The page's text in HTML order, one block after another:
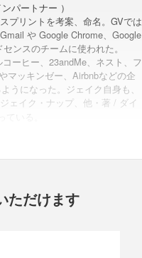
パートナー ）
プリントを考案、命名。GVでは
や Google Chrome、Google
ンスのチームに使われた。
ーヒー、23andMe、ネスト、フ
マッキンゼー、Airbnbなどの企
うになった。ジェイク自身も、
ジェイク・ナップ、他・著 / ダイ
ただけます